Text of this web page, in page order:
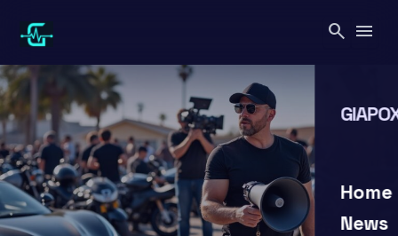
contenuto
search menu
Home
News
search close